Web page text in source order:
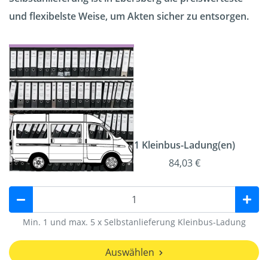
und flexibelste Weise, um Akten sicher zu entsorgen.
1 Kleinbus-Ladung(en)
84,03 €
Min. 1 und max. 5 x Selbstanlieferung Kleinbus-Ladung
Auswählen